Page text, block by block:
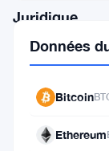
Juridique
Ripple
conflit
Données
Bitcoin
Ethereum